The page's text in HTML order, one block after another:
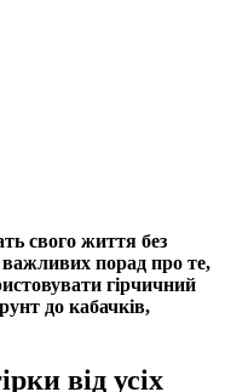
свого життя без
важливих порад про те,
гірчичний
до кабачків,
від усіх